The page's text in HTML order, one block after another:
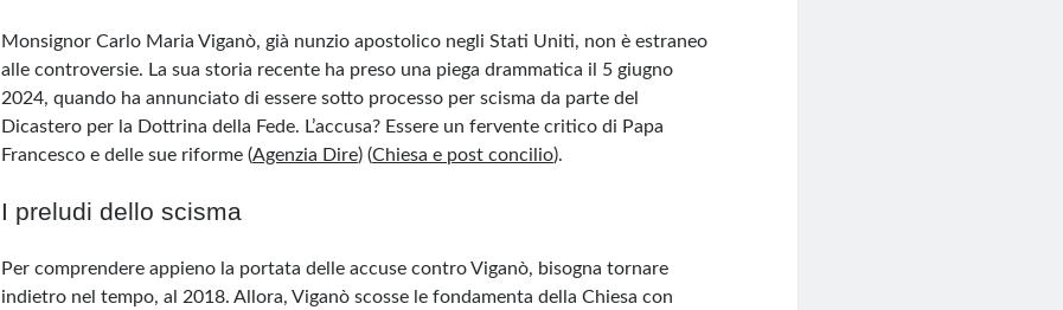
Monsignor Carlo Maria Viganò, già nunzio apostolico negli Stati Uniti, non è estraneo
alle controversie. La sua storia recente ha preso una piega drammatica il 5 giugno
2024, quando ha annunciato di essere sotto processo per scisma da parte del
Dicastero per la Dottrina della Fede. L’accusa? Essere un fervente critico di Papa
Francesco e delle sue riforme​ (Agenzia Dire) (Chiesa e post concilio)​.
I preludi dello scisma
Per comprendere appieno la portata delle accuse contro Viganò, bisogna tornare
indietro nel tempo, al 2018. Allora, Viganò scosse le fondamenta della Chiesa con